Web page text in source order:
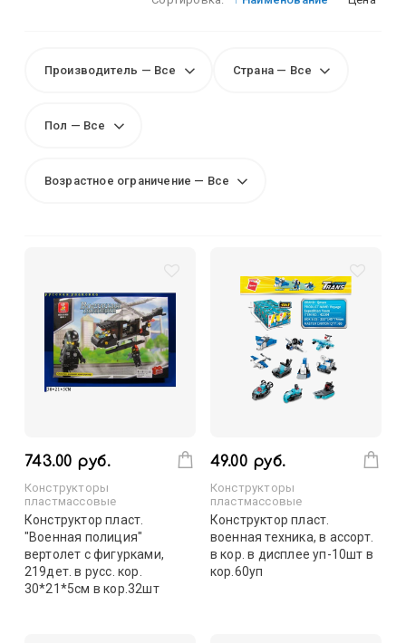
Производитель — Все Страна — Все
Пол — Все
Возрастное ограничение — Все
743.00 руб.
Конструкторы
пластмассовые
Конструктор пласт.
"Военная полиция"
вертолет с фигурками,
219дет. в русс. кор.
30*21*5см в кор.32шт
49.00 руб.
Конструкторы
пластмассовые
Конструктор пласт.
военная техника, в ассорт.
в кор. в дисплее уп-10шт в
кор.60уп